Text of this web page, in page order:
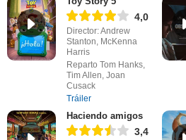
4,0
Director: Andrew
Stanton, McKenna
Harris
Reparto Tom Hanks,
Tim Allen, Joan
Cusack
Tráiler
Haciendo amigos
3,4